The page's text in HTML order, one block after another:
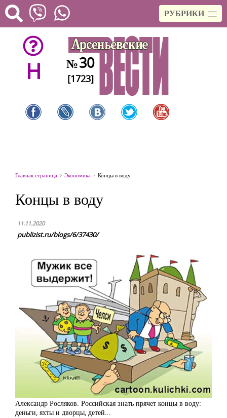
РУБРИКИ
H №30
[1723]
Главная страница Экономика Концы в воду
Концы в воду
11.11.2020
publizist.ru/blogs/6/37430/
Александр Росляков. Российская знать прячет концы в воду:
деньги, яхты и дворцы, детей...